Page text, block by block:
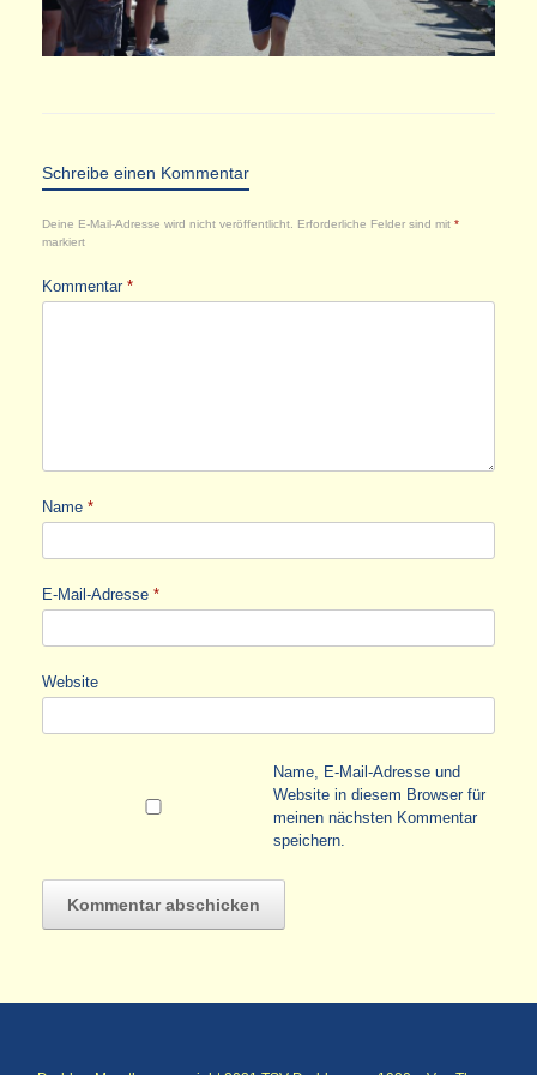
Schreibe einen Kommentar
Deine E-Mail-Adresse wird nicht veröffentlicht. Erforderliche Felder sind mit *
markiert
Kommentar *
Name *
E-Mail-Adresse *
Website
Name, E-Mail-Adresse und
Website in diesem Browser für
meinen nächsten Kommentar
speichern.